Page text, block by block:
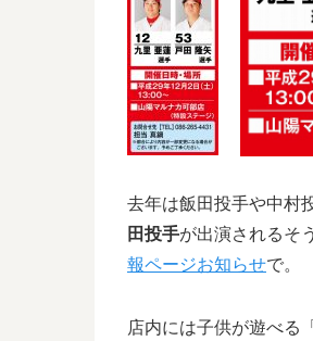
去年は飯田投手や中村
田投手が出演されるそ
報ページお知らせで。
店内には子供が遊べる「